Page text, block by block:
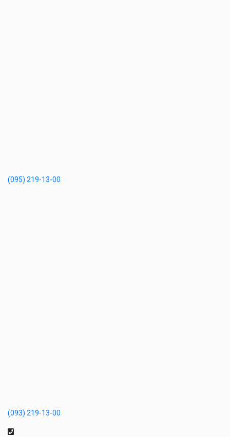
(095) 219-13-00
(093) 219-13-00